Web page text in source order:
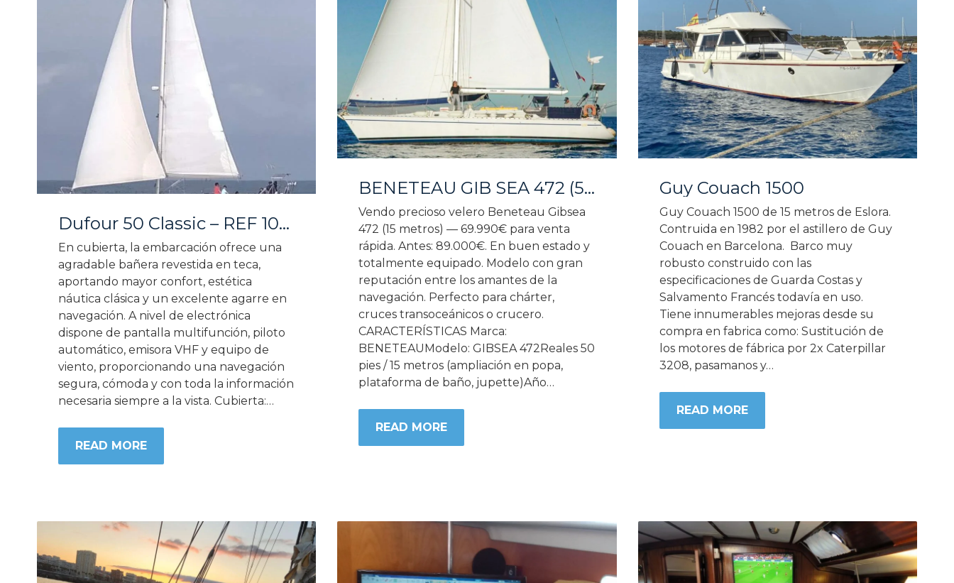
Dufour 50 Classic – REF 106V
En cubierta, la embarcación ofrece una
agradable bañera revestida en teca,
aportando mayor confort, estética
náutica clásica y un excelente agarre en
navegación. A nivel de electrónica
dispone de pantalla multifunción, piloto
automático, emisora VHF y equipo de
viento, proporcionando una navegación
segura, cómoda y con toda la información
necesaria siempre a la vista. Cubierta:…
READ MORE
BENETEAU GIB SEA 472 (50 PIES)
Vendo precioso velero Beneteau Gibsea
472 (15 metros) — 69.990€ para venta
rápida. Antes: 89.000€. En buen estado y
totalmente equipado. Modelo con gran
reputación entre los amantes de la
navegación. Perfecto para chárter,
cruces transoceánicos o crucero.
CARACTERÍSTICAS Marca:
BENETEAUModelo: GIBSEA 472Reales 50
pies / 15 metros (ampliación en popa,
plataforma de baño, jupette)Año…
READ MORE
Guy Couach 1500
Guy Couach 1500 de 15 metros de Eslora.
Contruida en 1982 por el astillero de Guy
Couach en Barcelona. Barco muy
robusto construido con las
especificaciones de Guarda Costas y
Salvamento Francés todavía en uso.
Tiene innumerables mejoras desde su
compra en fabrica como: Sustitución de
los motores de fábrica por 2x Caterpillar
3208, pasamanos y…
READ MORE